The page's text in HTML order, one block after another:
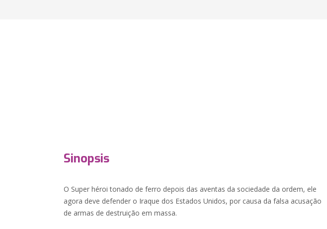
Sinopsis
O Super héroi tonado de ferro depois das aventas da sociedade da ordem, ele
agora deve defender o Iraque dos Estados Unidos, por causa da falsa acusação
de armas de destruição em massa.